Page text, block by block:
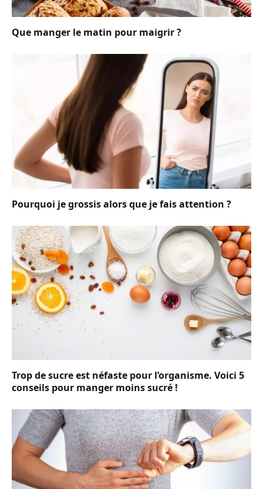
Que manger le matin pour maigrir ?
Pourquoi je grossis alors que je fais attention ?
Trop de sucre est néfaste pour l’organisme. Voici 5
conseils pour manger moins sucré !